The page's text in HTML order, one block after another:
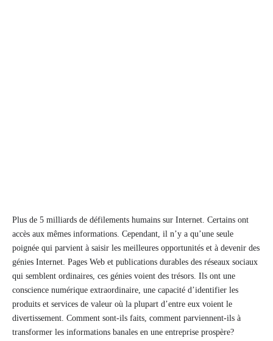
Plus de 5 milliards de défilements humains sur Internet. Certains ont
accès aux mêmes informations. Cependant, il n’y a qu’une seule
poignée qui parvient à saisir les meilleures opportunités et à devenir des
génies Internet. Pages Web et publications durables des réseaux sociaux
qui semblent ordinaires, ces génies voient des trésors. Ils ont une
conscience numérique extraordinaire, une capacité d’identifier les
produits et services de valeur où la plupart d’entre eux voient le
divertissement. Comment sont-ils faits, comment parviennent-ils à
transformer les informations banales en une entreprise prospère?